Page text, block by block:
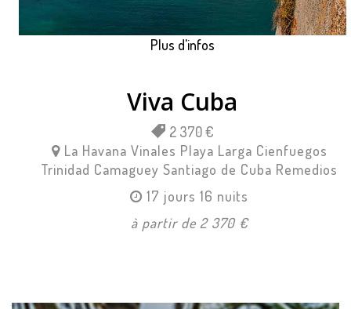
Plus d'infos
Viva Cuba
2 370 €
La Havana Vinales Playa Larga Cienfuegos
Trinidad Camaguey Santiago de Cuba Remedios
17 jours 16 nuits
à partir de 2 370 €